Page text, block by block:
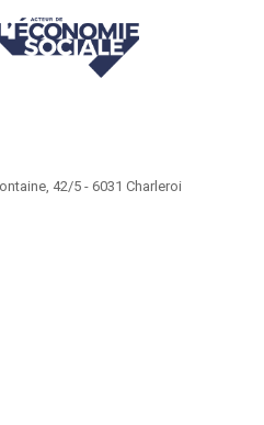
42/5 - 6031 Charleroi